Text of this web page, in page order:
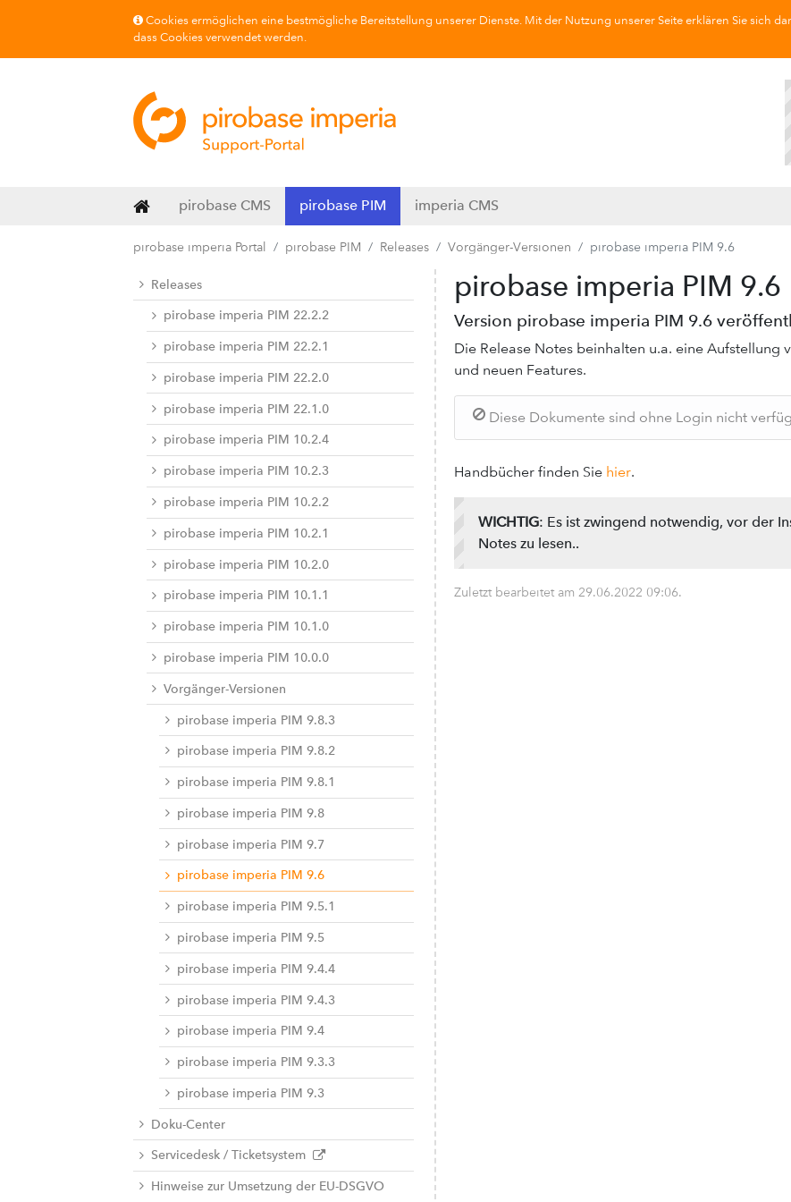
Cookies ermöglichen eine bestmögliche Bereitstellung unserer Dienste. Mit der Nutzung unserer Seite erklären Sie sich
dass Cookies verwendet werden.
pirobase CMS pirobase PIM imperia CMS
pirobase imperia Portal pirobase PIM Releases Vorgänger-Versionen pirobase imperia PIM 9.6
Releases
pirobase imperia PIM 22.2.2
pirobase imperia PIM 22.2.1
pirobase imperia PIM 22.2.0
pirobase imperia PIM 22.1.0
pirobase imperia PIM 10.2.4
pirobase imperia PIM 10.2.3
pirobase imperia PIM 10.2.2
pirobase imperia PIM 10.2.1
pirobase imperia PIM 10.2.0
pirobase imperia PIM 10.1.1
pirobase imperia PIM 10.1.0
pirobase imperia PIM 10.0.0
Vorgänger-Versionen
pirobase imperia PIM 9.8.3
pirobase imperia PIM 9.8.2
pirobase imperia PIM 9.8.1
pirobase imperia PIM 9.8
pirobase imperia PIM 9.7
pirobase imperia PIM 9.6
pirobase imperia PIM 9.5.1
pirobase imperia PIM 9.5
pirobase imperia PIM 9.4.4
pirobase imperia PIM 9.4.3
pirobase imperia PIM 9.4
pirobase imperia PIM 9.3.3
pirobase imperia PIM 9.3
Doku-Center
Servicedesk / Ticketsystem
Hinweise zur Umsetzung der EU-DSGVO
pirobase imperia PIM 9.6
​Version pirobase imperia PIM 9.6
Die Release Notes beinhalten u.a. eine Aufstellung
und neuen Features.
Diese Dokumente sind ohne Login nicht
Handbücher finden Sie hier.
WICHTIG: Es ist zwingend notwendig, vor der
Notes zu lesen..
Zuletzt bearbeitet am 29.06.2022 09:06.